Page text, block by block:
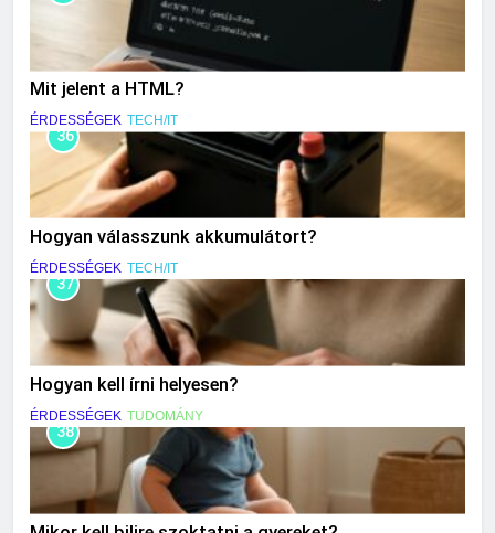
Mit jelent a HTML?
ÉRDESSÉGEK TECH/IT
36
Hogyan válasszunk akkumulátort?
ÉRDESSÉGEK TECH/IT
37
Hogyan kell írni helyesen?
ÉRDESSÉGEK TUDOMÁNY
38